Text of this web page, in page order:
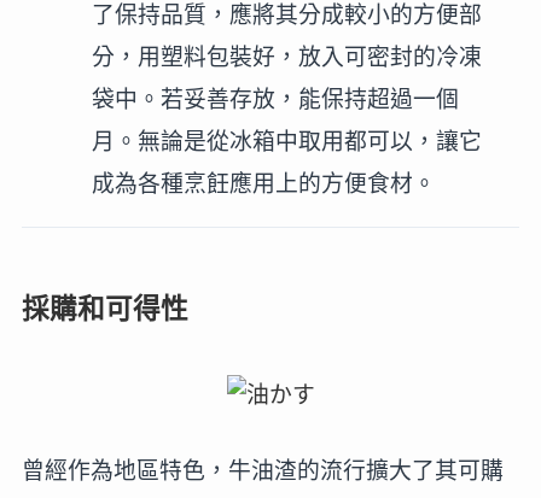
了保持品質，應將其分成較小的方便部
分，用塑料包裝好，放入可密封的冷凍
袋中。若妥善存放，能保持超過一個
月。無論是從冰箱中取用都可以，讓它
成為各種烹飪應用上的方便食材。
採購和可得性
曾經作為地區特色，牛油渣的流行擴大了其可購